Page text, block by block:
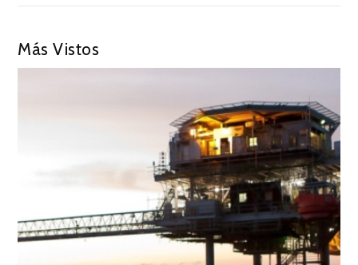
Más Vistos